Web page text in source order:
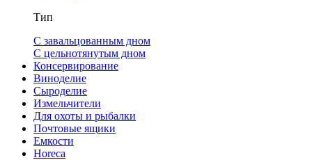
Тип
С завальцованным дном
С цельнотянутым дном
Консервирование
Виноделие
Сыроделие
Измельчители
Для охоты и рыбалки
Почтовые ящики
Емкости
Horeca